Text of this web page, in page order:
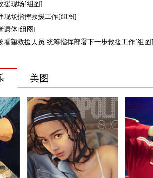
援现场[组图]
现场指挥救援工作[组图]
遗体[组图]
看望救援人员 统筹指挥部署下一步救援工作[组图]